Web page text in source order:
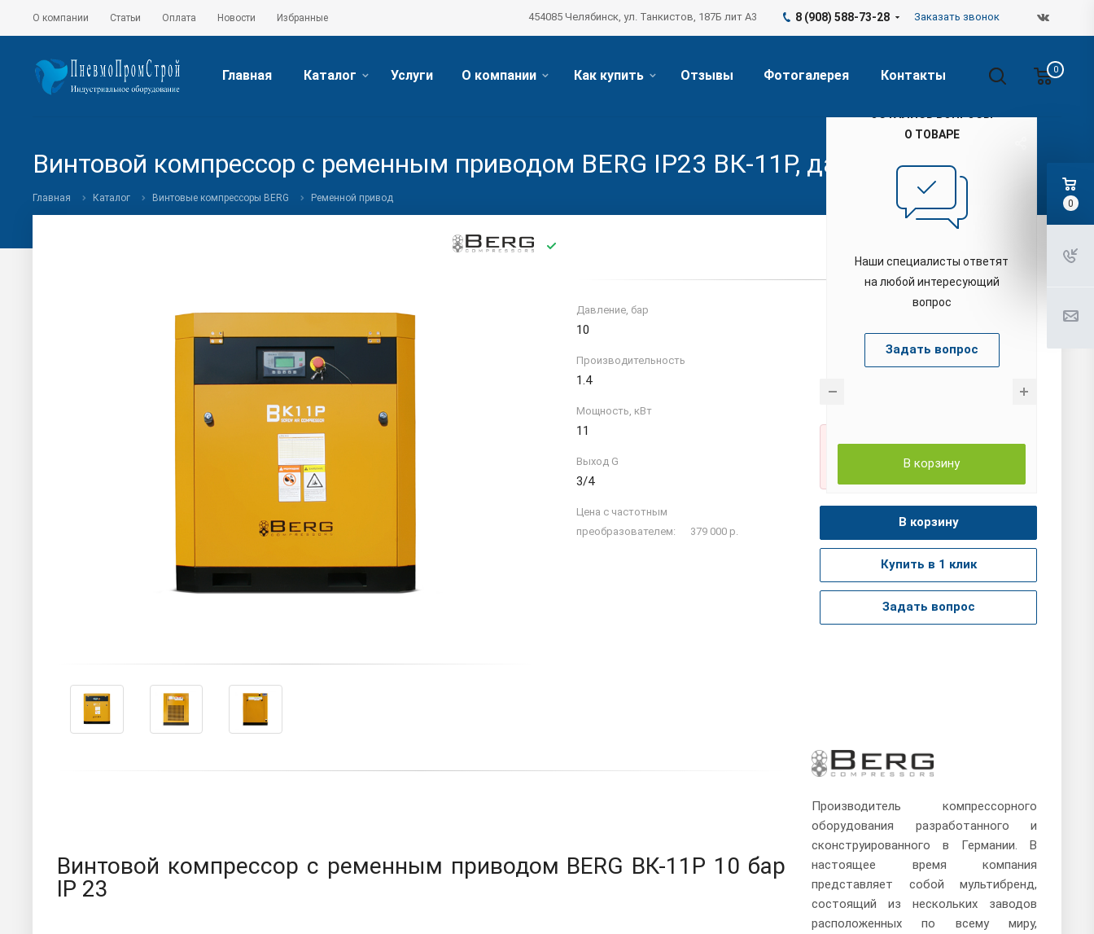
О компании Статьи Оплата Новости Избранные 8 (908) 588-73-28 Заказать звонок
454085 Челябинск, ул. Танкистов, 187Б лит А3
0
Главная Каталог Услуги О компании Как купить Отзывы Фотогалерея Контакты
Винтовой компрессор с ременным приводом BERG IP23 ВК-11Р, давление 10 бар
Главная Каталог Винтовые компрессоры BERG Ременной привод
Давление, бар
10
Производительность
1.4
Мощность, кВт
11
Выход G
3/4
Цена с частотным
преобразователем: 379 000 р.
265 000 р.
Точную стоимость, наличие, срок
поставки сообщит отдел продаж
В корзину
Купить в 1 клик
Задать вопрос
Винтовой компрессор с ременным приводом BERG ВК-11Р 10 бар
IP 23
Производитель компрессорного
оборудования разработанного и
сконструированного в Германии. В
настоящее время компания
представляет собой мультибренд,
состоящий из нескольких заводов
расположенных по всему миру,
О ТОВАРЕ
Наши специалисты ответят
на любой интересующий
вопрос
Задать вопрос
В корзину
0